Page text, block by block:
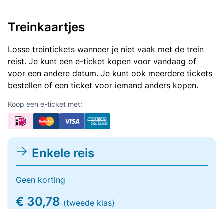
Treinkaartjes
Losse treintickets wanneer je niet vaak met de trein
reist. Je kunt een e-ticket kopen voor vandaag of
voor een andere datum. Je kunt ook meerdere tickets
bestellen of een ticket voor iemand anders kopen.
Koop een e-ticket met:
Enkele reis
Geen korting
€ 30,78 (tweede klas)